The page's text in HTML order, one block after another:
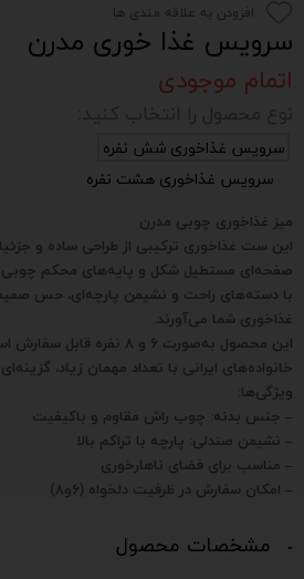
سرویس غذا خوری مدرن
اتمام موجودی
میز غذاخوری چوبی مدرن
این ست غذاخوری ترکیبی از طراحی ساده و
صفحه‌ای مستطیل شکل و پایه‌های محکم
با دسته‌های راحت و نشیمن پارچه‌ای، حس
غذاخوری شما می‌آورند.
این محصول به‌صورت ۶ و ۸ نفره
خانواده‌های ایرانی با تعداد مهمان زیاد،
ویژگی‌ها:
– جنس بدنه: چوب راش مقاوم و باکیفیت
– نشیمن صندلی: پارچه با تراکم بالا
– مناسب برای فضای ناهارخوری
– امکان سفارش در ظرفیت دلخواه (۶و۸)
سرویس غذاخوری شش نفره
سرویس غذاخوری هشت نفره
افزودن به علاقه مندی ها
مشخصات محصول